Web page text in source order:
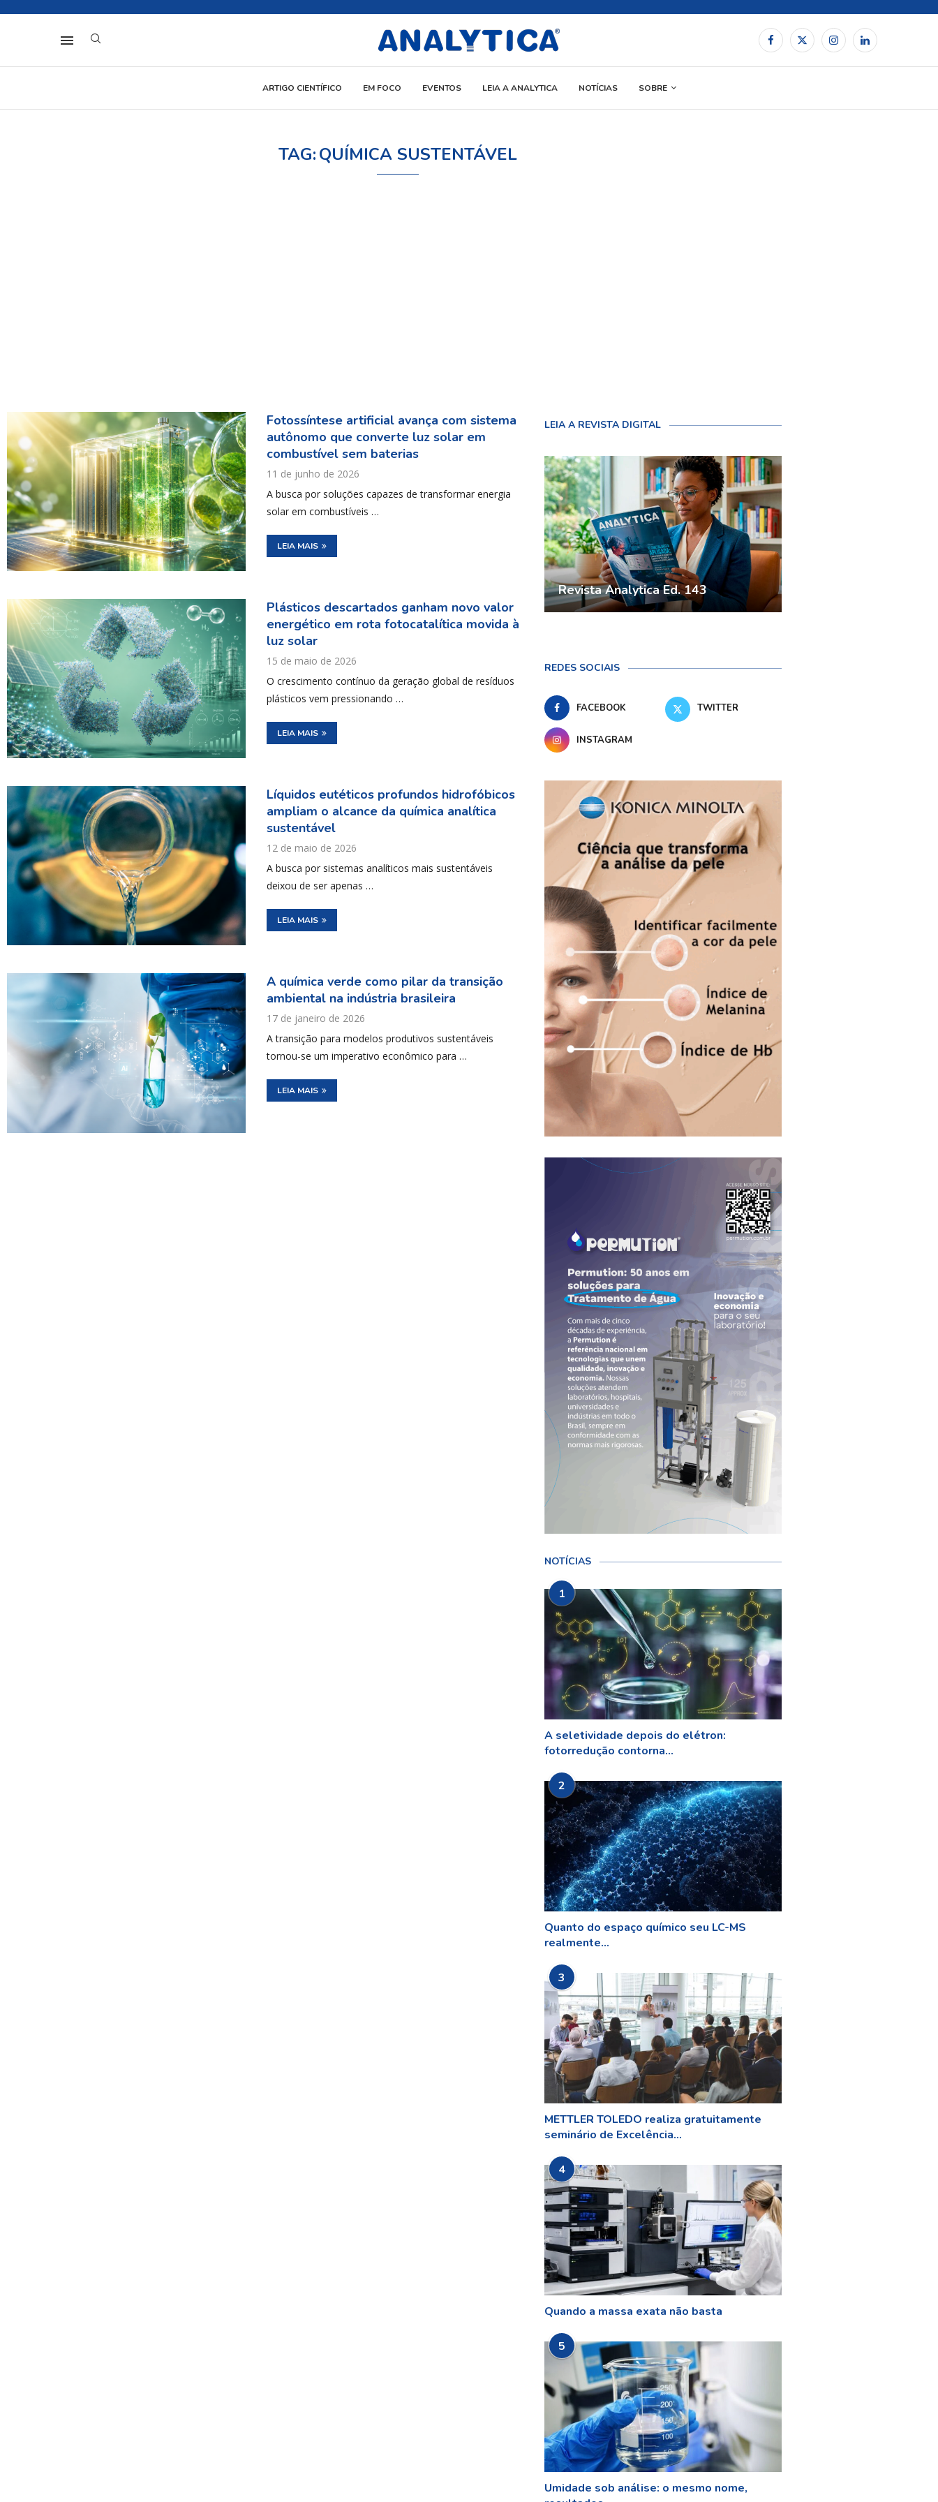
ARTIGO CIENTÍFICO EM FOCO EVENTOS LEIA A ANALYTICA NOTÍCIAS SOBRE
TAG:QUÍMICA SUSTENTÁVEL
Fotossíntese artificial avança com sistema
autônomo que converte luz solar em
combustível sem baterias
11 de junho de 2026
A busca por soluções capazes de transformar energia
solar em combustíveis …
LEIA MAIS
Plásticos descartados ganham novo valor
energético em rota fotocatalítica movida à
luz solar
15 de maio de 2026
O crescimento contínuo da geração global de resíduos
plásticos vem pressionando …
LEIA MAIS
Líquidos eutéticos profundos hidrofóbicos
ampliam o alcance da química analítica
sustentável
12 de maio de 2026
A busca por sistemas analíticos mais sustentáveis
deixou de ser apenas …
LEIA MAIS
A química verde como pilar da transição
ambiental na indústria brasileira
17 de janeiro de 2026
A transição para modelos produtivos sustentáveis
tornou-se um imperativo econômico para …
LEIA MAIS
LEIA A REVISTA DIGITAL
Revista Analytica Ed. 143
REDES SOCIAIS
FACEBOOK TWITTER
INSTAGRAM
NOTÍCIAS
1
A seletividade depois do elétron:
fotorredução contorna...
2
Quanto do espaço químico seu LC-MS
realmente...
3
METTLER TOLEDO realiza gratuitamente
seminário de Excelência...
4
Quando a massa exata não basta
5
Umidade sob análise: o mesmo nome,